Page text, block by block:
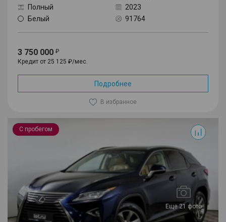
Полный
2023
Белый
91764
3 750 000
Кредит от 25 125 ₽/мес.
Подробнее
В избранное
С пробегом
Еще 21 фото
RX